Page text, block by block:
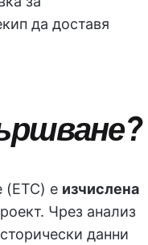
да доставя
(ETC) е изчислена
Чрез анализ
данни